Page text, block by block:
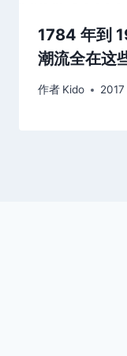
1784 年到
潮流全在这
作者 Kido